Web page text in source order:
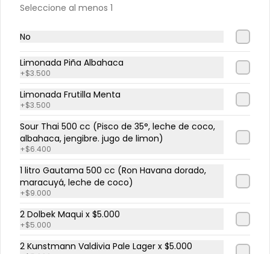
Limonada frutilla menta
$4.300
Eventos
-9%
Cena clandestina 🤫
Una noche.
Una cultura.
Una experiencia irrepetible.
Presenta la primera edición de
nuestras Cenas Clandestinas: una
experiencia gastronómica
plato busca conectar tradición,
$50.000
Seleccione al menos 1
No
Limonada Piña Albahaca
+$3.500
Limonada Frutilla Menta
+$3.500
Sour Thai 500 cc (Pisco de 35°, leche de coco,
albahaca, jengibre. jugo de limon)
+$6.400
1 litro Gautama 500 cc (Ron Havana dorado,
maracuyá, leche de coco)
+$9.000
2 Dolbek Maqui x $5.000
+$5.000
2 Kunstmann Valdivia Pale Lager x $5.000